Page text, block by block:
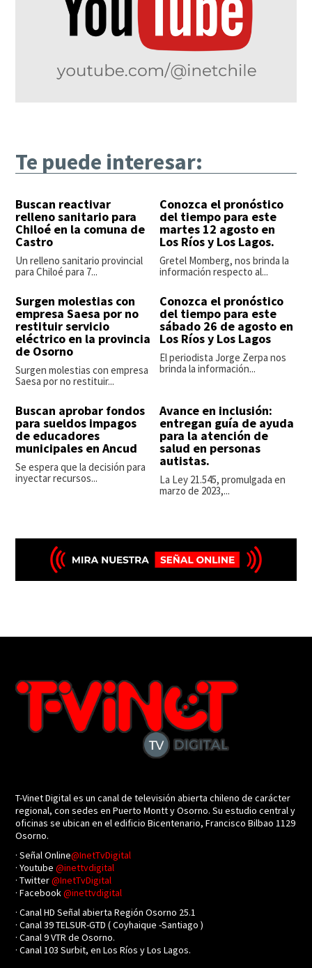
Te puede interesar:
Buscan reactivar
relleno sanitario para
Chiloé en la comuna de
Castro
Un relleno sanitario provincial
para Chiloé para 7...
Conozca el pronóstico
del tiempo para este
martes 12 agosto en
Los Ríos y Los Lagos.
Gretel Momberg, nos brinda la
información respecto al...
Surgen molestias con
empresa Saesa por no
restituir servicio
eléctrico en la provincia
de Osorno
Surgen molestias con empresa
Saesa por no restituir...
Conozca el pronóstico
del tiempo para este
sábado 26 de agosto en
Los Ríos y Los Lagos
El periodista Jorge Zerpa nos
brinda la información...
Buscan aprobar fondos
para sueldos impagos
de educadores
municipales en Ancud
Se espera que la decisión para
inyectar recursos...
Avance en inclusión:
entregan guía de ayuda
para la atención de
salud en personas
autistas.
La Ley 21.545, promulgada en
marzo de 2023,...
T-Vinet Digital es un canal de televisión abierta chileno de carácter
regional, con sedes en Puerto Montt y Osorno. Su estudio central y
oficinas se ubican en el edificio Bicentenario, Francisco Bilbao 1129
Osorno.
· Señal Online@InetTvDigital
· Youtube@inettvdigital
· Twitter@InetTvDigital
· Facebook@inettvdigital
· Canal HD Señal abierta Región Osorno 25.1
· Canal 39 TELSUR-GTD ( Coyhaique -Santiago )
· Canal 9 VTR de Osorno.
· Canal 103 Surbit, en Los Ríos y Los Lagos.